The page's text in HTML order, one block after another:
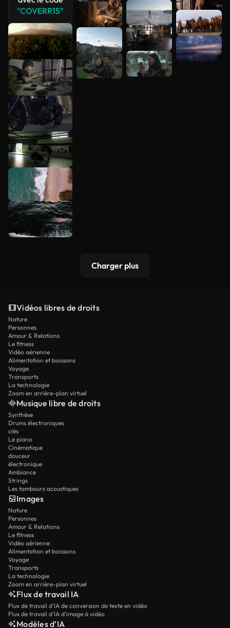
"COVERR15"
Charger plus
Vidéos libres de droits
Nature
Personnes
Amour & Relations
Le fitness
Vidéo aérienne
Alimentation et boissons
Voyage
Transports
La technologie
Zoom en arrière-plan virtuel
Musique libre de droits
Synthèse
Drums électroniques
clés
Le piano
Cinématique
douceur
électronique
Ambiance
Strings
Les tambours acoustiques
Images
Nature
Personnes
Amour & Relations
Le fitness
Vidéo aérienne
Alimentation et boissons
Voyage
Transports
La technologie
Zoom en arrière-plan virtuel
Flux de travail IA
Flux de travail d’IA de conversion de texte en vidéo
Flux de travail d’IA d’image à vidéo
Modèles d’IA